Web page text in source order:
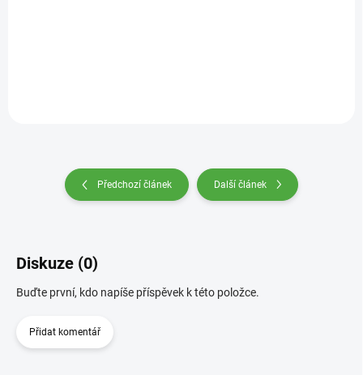
Předchozí článek Další článek
Diskuze (0)
Buďte první, kdo napíše příspěvek k této položce.
Přidat komentář